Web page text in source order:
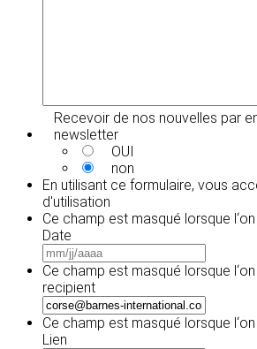
Recevoir de nos nouvelles par
newsletter
OUI
non
En utilisant ce formulaire, vous
d'utilisation
Ce champ est masqué lorsque
Date
slash
slash
AAAA
Ce champ est masqué lorsque
recipient
Ce champ est masqué lorsque
Lien